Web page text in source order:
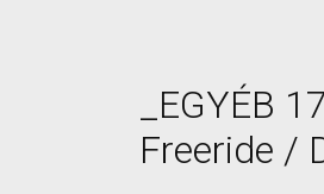
_EGYÉB
Freeride /